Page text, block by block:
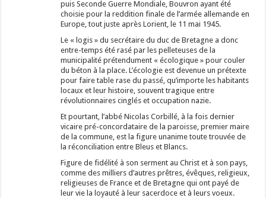
puis Seconde Guerre Mondiale, Bouvron ayant été
choisie pour la reddition finale de l’armée allemande en
Europe, tout juste après Lorient, le 11 mai 1945.
Le « logis » du secrétaire du duc de Bretagne a donc
entre-temps été rasé par les pelleteuses de la
municipalité prétendument « écologique » pour couler
du béton à la place. L’écologie est devenue un prétexte
pour faire table rase du passé, qu’importe les habitants
locaux et leur histoire, souvent tragique entre
révolutionnaires cinglés et occupation nazie.
Et pourtant, l’abbé Nicolas Corbillé, à la fois dernier
vicaire pré-concordataire de la paroisse, premier maire
de la commune, est la figure unanime toute trouvée de
la réconciliation entre Bleus et Blancs.
Figure de fidélité à son serment au Christ et à son pays,
comme des milliers d’autres prêtres, évêques, religieux,
religieuses de France et de Bretagne qui ont payé de
leur vie la loyauté à leur sacerdoce et à leurs voeux.